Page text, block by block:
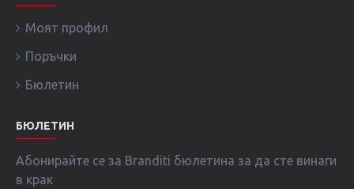
Моят профил
Поръчки
Бюлетин
БЮЛЕТИН
Абонирайте се за Branditi бюлетина за да сте винаги
в крак